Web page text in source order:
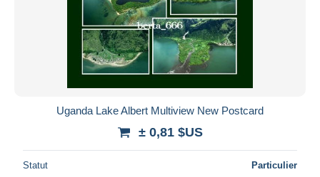
Uganda Lake Albert Multiview New Postcard
± 0,81 $US
Statut Particulier